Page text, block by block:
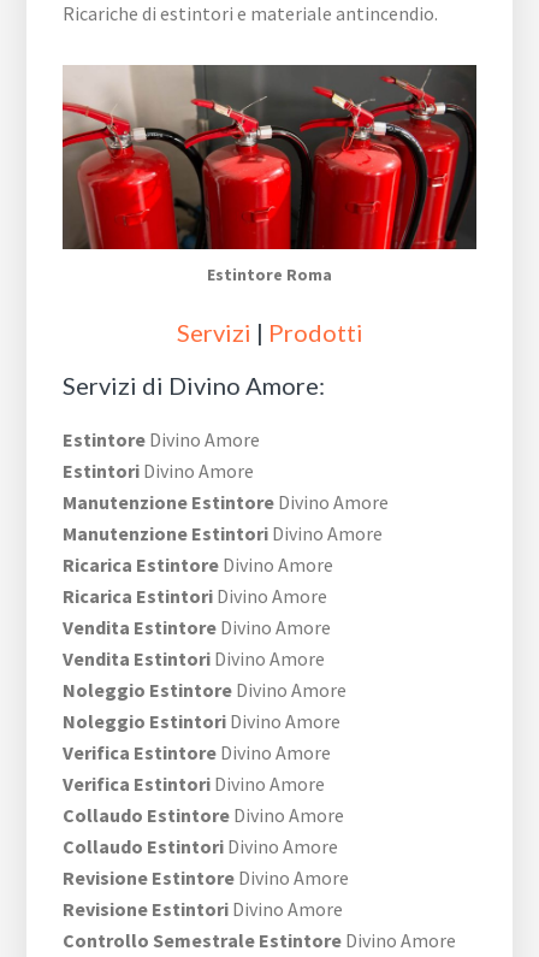
Ricariche di estintori e materiale antincendio.
Estintore Roma
Servizi | Prodotti
Servizi di Divino Amore:
Estintore Divino Amore
Estintori Divino Amore
Manutenzione Estintore Divino Amore
Manutenzione Estintori Divino Amore
Ricarica Estintore Divino Amore
Ricarica Estintori Divino Amore
Vendita Estintore Divino Amore
Vendita Estintori Divino Amore
Noleggio Estintore Divino Amore
Noleggio Estintori Divino Amore
Verifica Estintore Divino Amore
Verifica Estintori Divino Amore
Collaudo Estintore Divino Amore
Collaudo Estintori Divino Amore
Revisione Estintore Divino Amore
Revisione Estintori Divino Amore
Controllo Semestrale Estintore Divino Amore